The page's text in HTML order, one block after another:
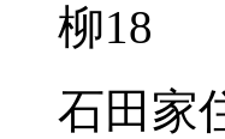
柳18
石田家